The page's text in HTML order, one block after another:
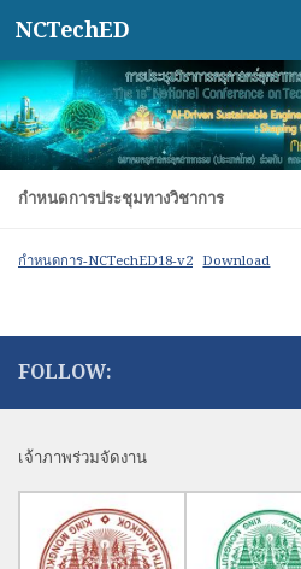
Skip to content
NCTechED
กำหนดการประชุมทางวิชาการ
กำหนดการ-NCTechED18-v2 Download
FOLLOW:
เจ้าภาพร่วมจัดงาน